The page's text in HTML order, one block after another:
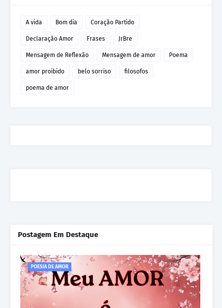
A vida Bom dia Coração Partido
Declaração Amor Frases JrBre
Mensagem de Reflexão Mensagem de amor Poema
amor proibido belo sorriso filosofos
poema de amor
Postagem Em Destaque
POESIA DE AMOR